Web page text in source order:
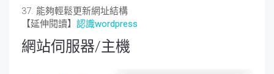
37. 能夠輕鬆更新網址結構
【延伸閱讀】 認識wordpress
網站伺服器/主機